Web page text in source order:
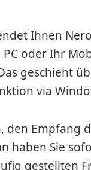
Ihnen
oder Ihr
geschieht
via
den Empfang
haben Sie
gestellten